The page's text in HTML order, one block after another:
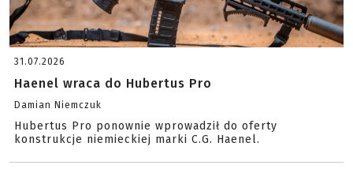
31.07.2026
Haenel wraca do Hubertus Pro
Damian Niemczuk
Hubertus Pro ponownie wprowadził do oferty
konstrukcje niemieckiej marki C.G. Haenel.